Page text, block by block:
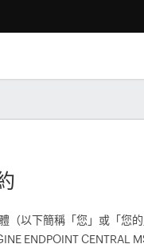
（以下簡稱「您」或「您
ENDPOINT CENTRAL